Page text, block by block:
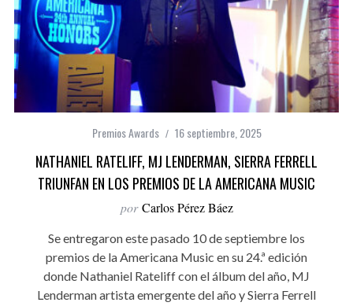
Premios Awards 16 septiembre, 2025
NATHANIEL RATELIFF, MJ LENDERMAN, SIERRA FERRELL
TRIUNFAN EN LOS PREMIOS DE LA AMERICANA MUSIC
por Carlos Pérez Báez
Se entregaron este pasado 10 de septiembre los
premios de la Americana Music en su 24.ª edición
donde Nathaniel Rateliff con el álbum del año, MJ
Lenderman artista emergente del año y Sierra Ferrell